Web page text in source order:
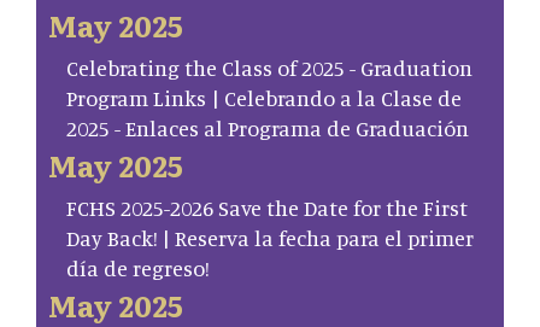
May 2025
Celebrating the Class of 2025 - Graduation
Program Links | Celebrando a la Clase de
2025 - Enlaces al Programa de Graduación
May 2025
FCHS 2025-2026 Save the Date for the First
Day Back! | Reserva la fecha para el primer
día de regreso!
May 2025